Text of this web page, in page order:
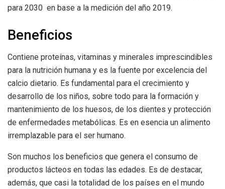
para 2030 en base a la medición del año 2019.
Beneficios
Contiene proteínas, vitaminas y minerales imprescindibles
para la nutrición humana y es la fuente por excelencia del
calcio dietario. Es fundamental para el crecimiento y
desarrollo de los niños, sobre todo para la formación y
mantenimiento de los huesos, de los dientes y protección
de enfermedades metabólicas. Es en esencia un alimento
irremplazable para el ser humano.
Son muchos los beneficios que genera el consumo de
productos lácteos en todas las edades. Es de destacar,
además, que casi la totalidad de los países en el mundo